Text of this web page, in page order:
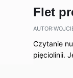
Flet
AUTOR:
Czytanie
pięciolinii.